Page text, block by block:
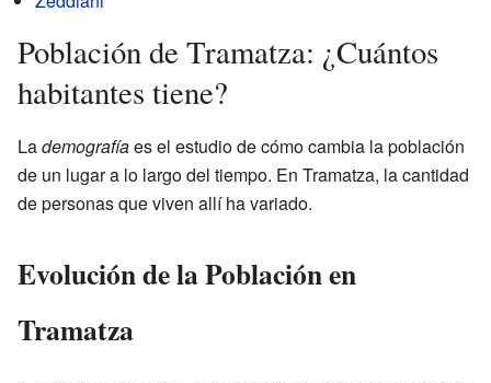
Población de Tramatza: ¿Cuántos
habitantes tiene?
Lademografíaes el estudio de cómo cambia la población
de un lugar a lo largo del tiempo. En Tramatza, la cantidad
de personas que viven allí ha variado.
Evolución de la Población en
Tramatza